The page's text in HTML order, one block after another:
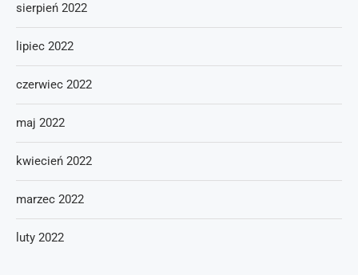
sierpień 2022
lipiec 2022
czerwiec 2022
maj 2022
kwiecień 2022
marzec 2022
luty 2022